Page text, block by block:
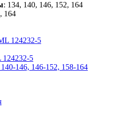
: 134, 140, 146, 152, 164
164
124232-5
146, 146-152, 158-164